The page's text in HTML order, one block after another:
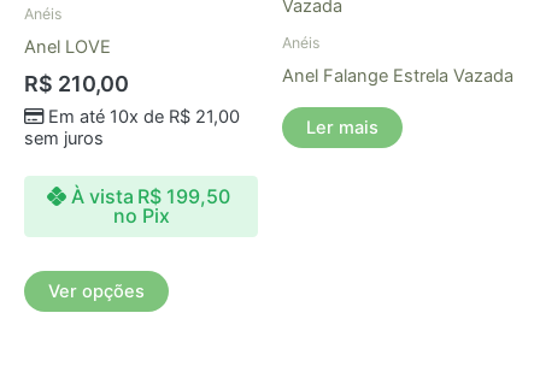
Anéis
Anel LOVE
R$ 210,00
Em até 10x de R$21,00
sem juros
À vista R$ 199,50
no Pix
Ver opções
As
podem
ser
escolhidas
página
Anéis
Anel Falange Estrela Vazada
Ler mais